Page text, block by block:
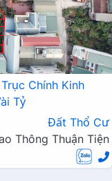
Chính Kinh
Tỷ
Đất Thổ Cư
Thông Thuận Tiện